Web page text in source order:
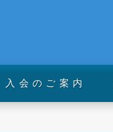
入会のご案内